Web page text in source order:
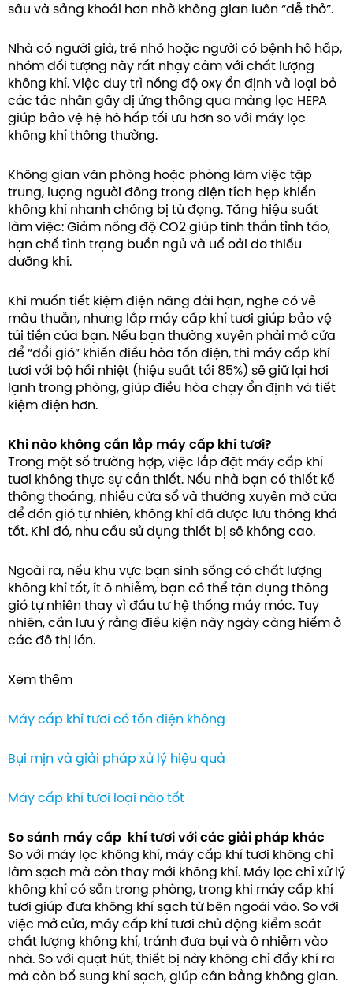
sâu và sảng khoái hơn nhờ không gian luôn “dễ thở”.
Nhà có người già, trẻ nhỏ hoặc người có bệnh hô hấp,
nhóm đối tượng này rất nhạy cảm với chất lượng
không khí. Việc duy trì nồng độ oxy ổn định và loại bỏ
các tác nhân gây dị ứng thông qua màng lọc HEPA
giúp bảo vệ hệ hô hấp tối ưu hơn so với máy lọc
không khí thông thường.
Không gian văn phòng hoặc phòng làm việc tập
trung, lượng người đông trong diện tích hẹp khiến
không khí nhanh chóng bị tù đọng. Tăng hiệu suất
làm việc: Giảm nồng độ CO2 giúp tinh thần tỉnh táo,
hạn chế tình trạng buồn ngủ và uể oải do thiếu
dưỡng khí.
Khi muốn tiết kiệm điện năng dài hạn, nghe có vẻ
mâu thuẫn, nhưng lắp máy cấp khí tươi giúp bảo vệ
túi tiền của bạn. Nếu bạn thường xuyên phải mở cửa
để “đổi gió” khiến điều hòa tốn điện, thì máy cấp khí
tươi với bộ hồi nhiệt (hiệu suất tới 85%) sẽ giữ lại hơi
lạnh trong phòng, giúp điều hòa chạy ổn định và tiết
kiệm điện hơn.
Khi nào không cần lắp máy cấp khí tươi?
Trong một số trường hợp, việc lắp đặt máy cấp khí
tươi không thực sự cần thiết. Nếu nhà bạn có thiết kế
thông thoáng, nhiều cửa sổ và thường xuyên mở cửa
để đón gió tự nhiên, không khí đã được lưu thông khá
tốt. Khi đó, nhu cầu sử dụng thiết bị sẽ không cao.
Ngoài ra, nếu khu vực bạn sinh sống có chất lượng
không khí tốt, ít ô nhiễm, bạn có thể tận dụng thông
gió tự nhiên thay vì đầu tư hệ thống máy móc. Tuy
nhiên, cần lưu ý rằng điều kiện này ngày càng hiếm ở
các đô thị lớn.
Xem thêm
Máy cấp khí tươi có tốn điện không
Bụi mịn và giải pháp xử lý hiệu quả
Máy cấp khí tươi loại nào tốt
So sánh máy cấp khí tươi với các giải pháp khác
So với máy lọc không khí, máy cấp khí tươi không chỉ
làm sạch mà còn thay mới không khí. Máy lọc chỉ xử lý
không khí có sẵn trong phòng, trong khi máy cấp khí
tươi giúp đưa không khí sạch từ bên ngoài vào. So với
việc mở cửa, máy cấp khí tươi chủ động kiểm soát
chất lượng không khí, tránh đưa bụi và ô nhiễm vào
nhà. So với quạt hút, thiết bị này không chỉ đẩy khí ra
mà còn bổ sung khí sạch, giúp cân bằng không gian.